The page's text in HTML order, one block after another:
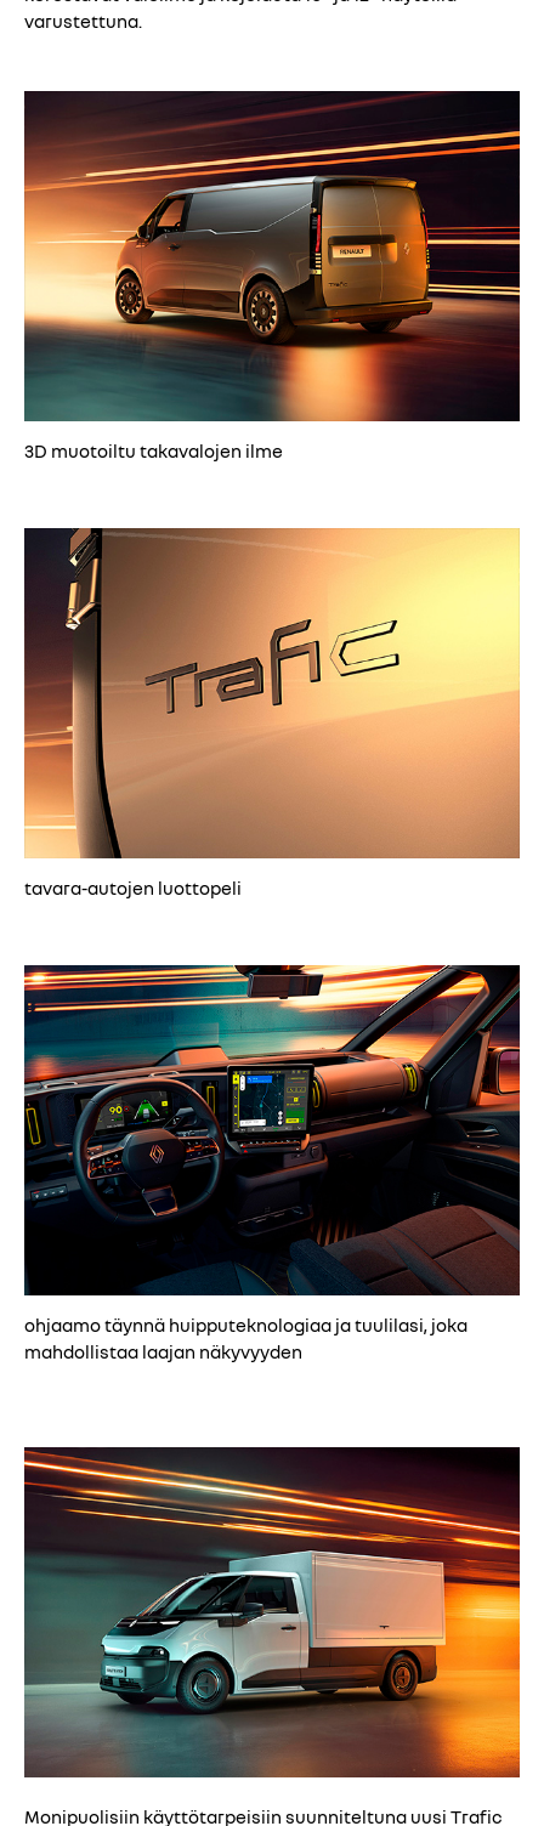
varustettuna.
3D muotoiltu takavalojen ilme
tavara-autojen luottopeli
ohjaamo täynnä huipputeknologiaa ja tuulilasi, joka
mahdollistaa laajan näkyvyyden
Monipuolisiin käyttötarpeisiin suunniteltuna uusi Trafic